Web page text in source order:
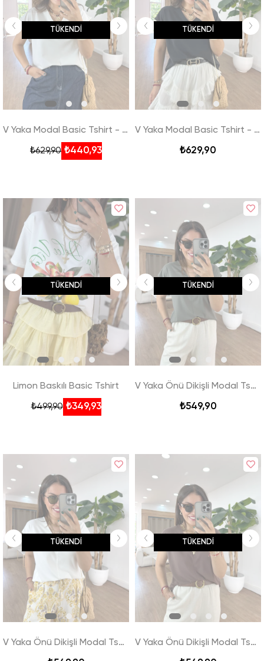
TÜKENDI
V Yaka Modal Basic Tshirt - Beyaz
₺440,93
₺629,90
TÜKENDI
V Yaka Modal Basic Tshirt - Siyah
₺629,90
TÜKENDI
Limon Baskılı Basic Tshirt
₺349,93
₺499,90
TÜKENDI
V Yaka Önü Dikişli Modal Tshirt - Haki
₺549,90
TÜKENDI
V Yaka Önü Dikişli Modal Tshirt - Beyaz
TÜKENDI
V Yaka Önü Dikişli Modal Tshirt - Kahverengi